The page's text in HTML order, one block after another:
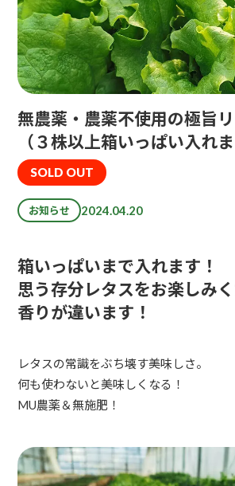
無農薬・農薬不使用の極旨
（３株以上箱いっぱい入れま
SOLD OUT
お知らせ 2024.04.20
箱いっぱいまで入れます！
思う存分レタスをお楽しみく
香りが違います！
レタスの常識をぶち壊す美味しさ。
何も使わないと美味しくなる！
MU農薬＆無施肥！